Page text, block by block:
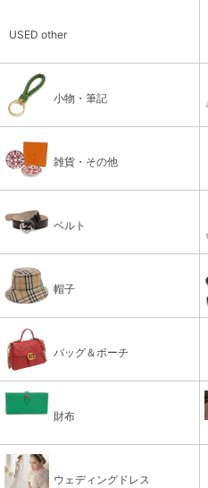
USED other
小物・筆記
雑貨・その他
ベルト
帽子
バッグ＆ポーチ
財布
ウェディングドレス